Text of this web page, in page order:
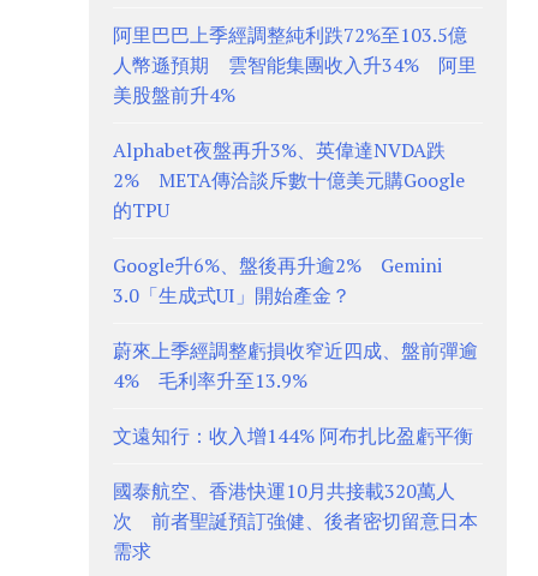
阿里巴巴上季經調整純利跌72%至103.5億
人幣遜預期 雲智能集團收入升34% 阿里
美股盤前升4%
Alphabet夜盤再升3%、英偉達NVDA跌
2% META傳洽談斥數十億美元購Google
的TPU
Google升6%、盤後再升逾2% Gemini
3.0「生成式UI」開始產金？
蔚來上季經調整虧損收窄近四成、盤前彈逾
4% 毛利率升至13.9%
文遠知行：收入增144% 阿布扎比盈虧平衡
國泰航空、香港快運10月共接載320萬人
次 前者聖誕預訂強健、後者密切留意日本
需求